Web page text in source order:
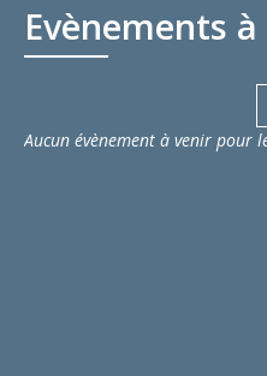
Evènements
Aucun évènement à venir pour